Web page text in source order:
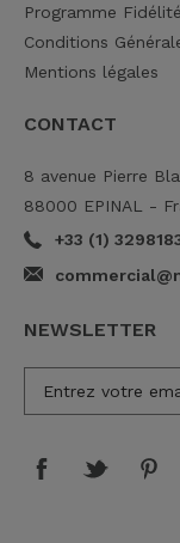
Programme Fidélité
Conditions
Mentions légales
CONTACT
8 avenue Pierre
88000 EPINAL -
+33 (1)
NEWSLETTER